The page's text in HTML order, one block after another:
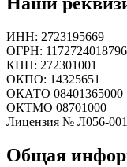
ИНН: 2723195669
ОГРН: 1172724018796
КПП: 272301001
ОКПО: 14325651
ОКАТО 08401365000
ОКТМО 08701000
Лицензия № Л056-
Общая